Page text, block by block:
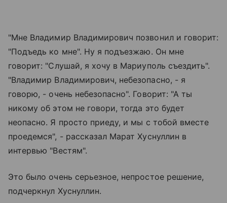
"Мне Владимир Владимирович позвонил и говорит:
"Подъедь ко мне". Ну я подъезжаю. Он мне
говорит: "Слушай, я хочу в Мариуполь съездить".
"Владимир Владимирович, небезопасно, - я
говорю, - очень небезопасно". Говорит: "А ты
никому об этом не говори, тогда это будет
неопасно. Я просто приеду, и мы с тобой вместе
проедемся", - рассказал Марат Хуснуллин в
интервью "Вестям".
Это было очень серьезное, непростое решение,
подчеркнул Хуснуллин.